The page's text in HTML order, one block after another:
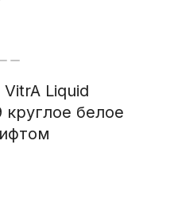
Liquid
белое